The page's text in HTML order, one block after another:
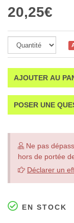
20,25€
AJOUTER AU
POSER UNE
Ne pas
hors de portée
Déclarer un
EN STOCK